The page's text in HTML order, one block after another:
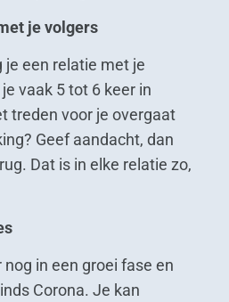
je volgers
je een relatie met je
vaak 5 tot 6 keer in
treden voor je overgaat
Geef aandacht, dan
Dat is in elke relatie zo,
in een groei fase en
Corona. Je kan